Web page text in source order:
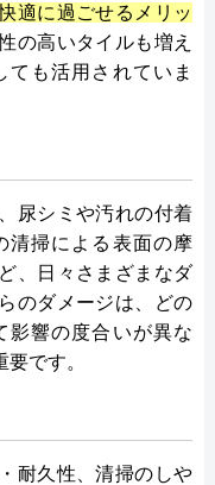
適に過ごせるメリッ
の高いタイルも増え
も活用されていま
尿シミや汚れの付着
清掃による表面の摩
、日々さまざまなダ
のダメージは、どの
影響の度合いが異な
です。
耐久性、清掃のしや